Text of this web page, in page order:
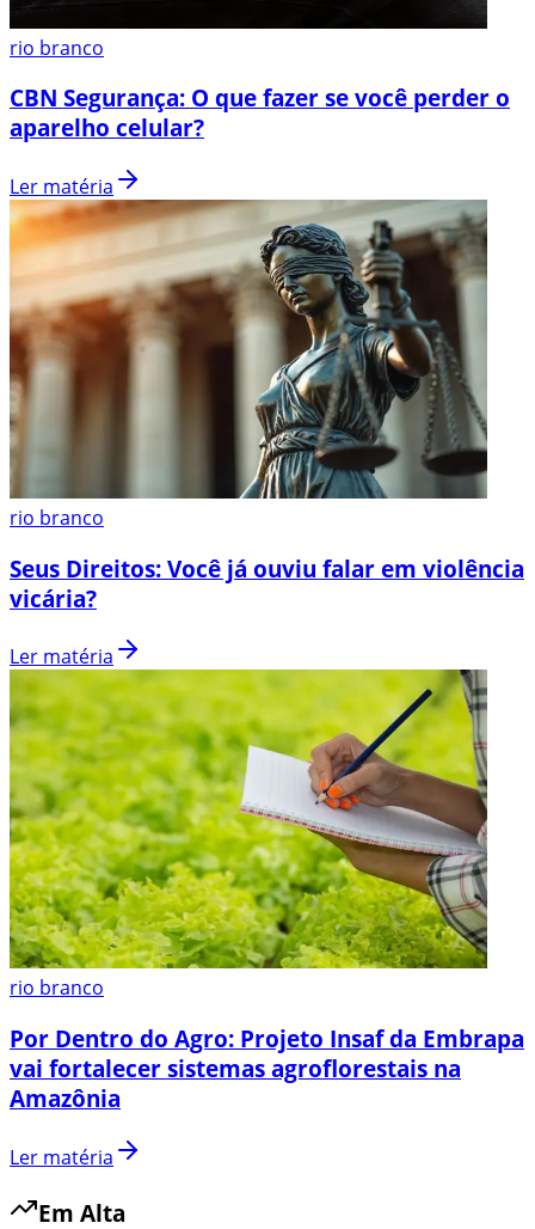
rio branco
CBN Segurança: O que fazer se você perder o
aparelho celular?
Ler matéria
rio branco
Seus Direitos: Você já ouviu falar em violência
vicária?
Ler matéria
rio branco
Por Dentro do Agro: Projeto Insaf da Embrapa
vai fortalecer sistemas agroflorestais na
Amazônia
Ler matéria
Em Alta